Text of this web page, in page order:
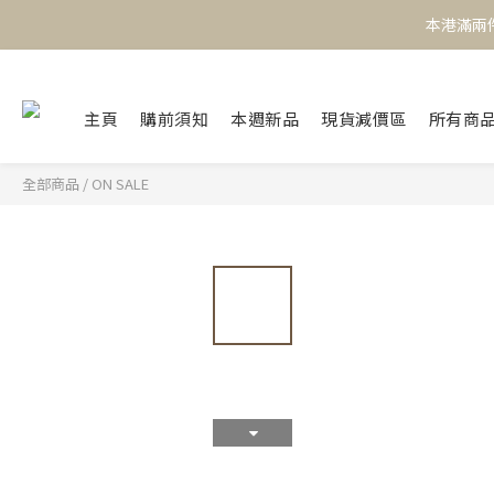
本港滿兩
本港滿兩
本港滿
主頁 購前須知 本週新品 現貨減價區 所有商
全部商品 / ON SALE